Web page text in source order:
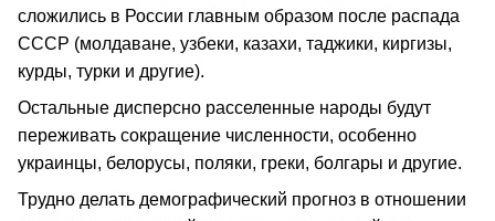
сложились в России главным образом после распада
СССР (молдаване, узбеки, казахи, таджики, киргизы,
курды, турки и другие).
Остальные дисперсно расселенные народы будут
переживать сокращение численности, особенно
украинцы, белорусы, поляки, греки, болгары и другие.
Трудно делать демографический прогноз в отношении